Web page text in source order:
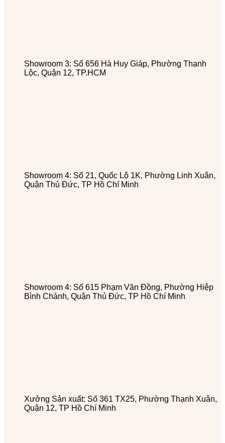
Showroom 3: Số 656 Hà Huy Giáp, Phường Thạnh
Lộc, Quận 12, TP.HCM
Showroom 4: Số 21, Quốc Lộ 1K, Phường Linh Xuân,
Quận Thủ Đức, TP Hồ Chí Minh
Showroom 4: Số 615 Phạm Văn Đồng, Phường Hiệp
Bình Chánh, Quận Thủ Đức, TP Hồ Chí Minh
Xưởng Sản xuất: Số 361 TX25, Phường Thạnh Xuân,
Quận 12, TP Hồ Chí Minh